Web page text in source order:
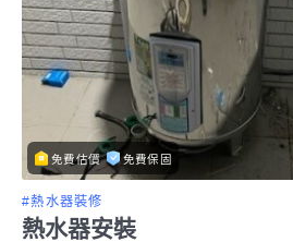
免費估價 免費保固
#熱水器裝修
熱水器安裝